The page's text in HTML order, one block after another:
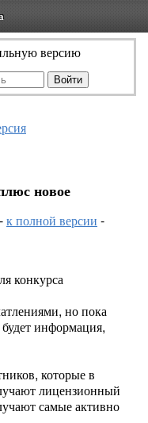
версию
новое
-к полной версии -
конкурса
но пока
информация,
которые в
лицензионный
самые активно